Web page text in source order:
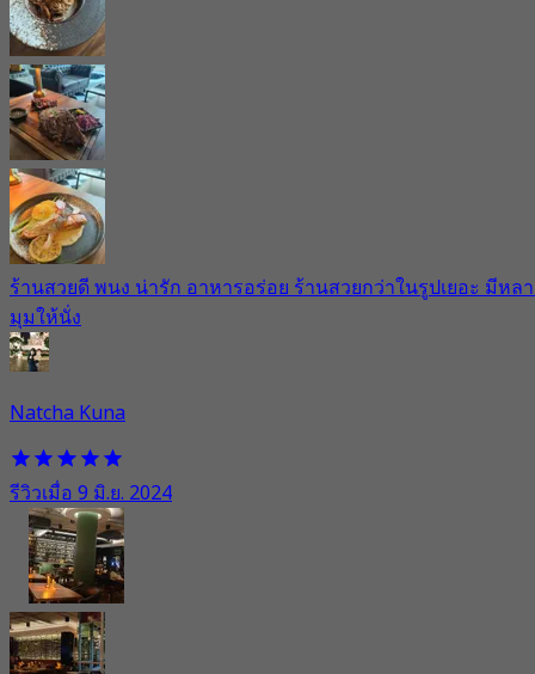
ร้านสวยดี พนง น่ารัก อาหารอร่อย ร้านสวยกว่าในรูปเยอะ มีหล
มุมให้นั่ง
Natcha Kuna
รีวิวเมื่อ 9 มิ.ย. 2024